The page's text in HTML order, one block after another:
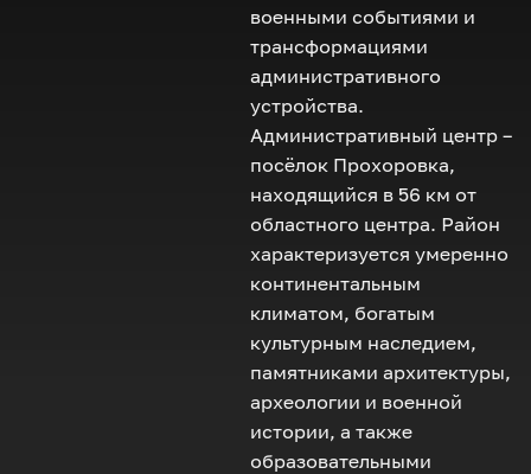
военными событиями и
трансформациями
административного
устройства.
Административный центр –
посёлок Прохоровка,
находящийся в 56 км от
областного центра. Район
характеризуется умеренно
континентальным
климатом, богатым
культурным наследием,
памятниками архитектуры,
археологии и военной
истории, а также
образовательными